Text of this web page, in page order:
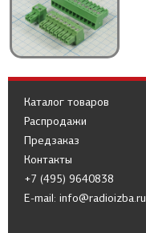
Каталог товаров
Распродажи
Предзаказ
Контакты
+7 (495) 9640838
E-mail: info@radioizba.ru